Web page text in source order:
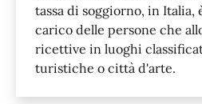
tassa di soggiorno, in Italia,
carico delle persone che
ricettive in luoghi
turistiche o città d'arte.